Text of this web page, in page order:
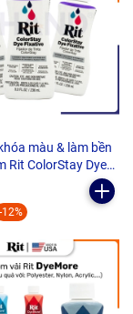
màu & làm bền
Rit ColorStay Dye
-12%